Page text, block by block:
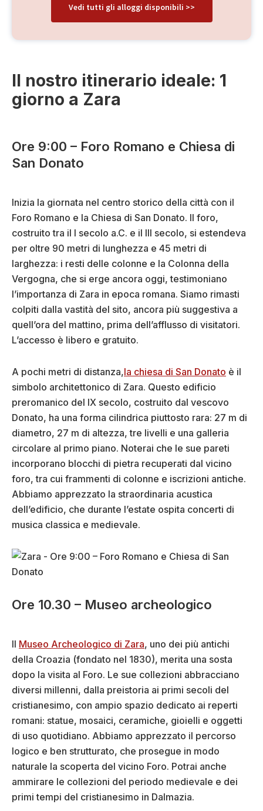
Vedi tutti gli alloggi disponibili >>
Il nostro itinerario ideale: 1
giorno a Zara
Ore 9:00 – Foro Romano e Chiesa di
San Donato
Inizia la giornata nel centro storico della città con il
Foro Romano e la Chiesa di San Donato. Il foro,
costruito tra il I secolo a.C. e il III secolo, si estendeva
per oltre 90 metri di lunghezza e 45 metri di
larghezza: i resti delle colonne e la Colonna della
Vergogna, che si erge ancora oggi, testimoniano
l’importanza di Zara in epoca romana. Siamo rimasti
colpiti dalla vastità del sito, ancora più suggestiva a
quell’ora del mattino, prima dell’afflusso di visitatori.
L’accesso è libero e gratuito.
A pochi metri di distanza,la chiesa di San Donato è il
simbolo architettonico di Zara. Questo edificio
preromanico del IX secolo, costruito dal vescovo
Donato, ha una forma cilindrica piuttosto rara: 27 m di
diametro, 27 m di altezza, tre livelli e una galleria
circolare al primo piano. Noterai che le sue pareti
incorporano blocchi di pietra recuperati dal vicino
foro, tra cui frammenti di colonne e iscrizioni antiche.
Abbiamo apprezzato la straordinaria acustica
dell’edificio, che durante l’estate ospita concerti di
musica classica e medievale.
Ore 10.30 – Museo archeologico
Il Museo Archeologico di Zara, uno dei più antichi
della Croazia (fondato nel 1830), merita una sosta
dopo la visita al Foro. Le sue collezioni abbracciano
diversi millenni, dalla preistoria ai primi secoli del
cristianesimo, con ampio spazio dedicato ai reperti
romani: statue, mosaici, ceramiche, gioielli e oggetti
di uso quotidiano. Abbiamo apprezzato il percorso
logico e ben strutturato, che prosegue in modo
naturale la scoperta del vicino Foro. Potrai anche
ammirare le collezioni del periodo medievale e dei
primi tempi del cristianesimo in Dalmazia.